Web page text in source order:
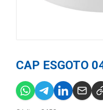
CAP ESGOTO